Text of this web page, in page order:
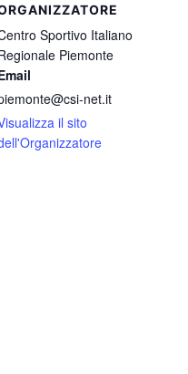
Sportivo Italiano
Piemonte
net.it
il sito